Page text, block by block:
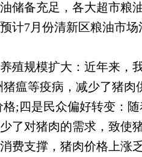
储备充足，各大超市粮
计7月份清新区粮油市
殖规模扩大：近年来，
瘟等疫病，减少了猪
;四是民众偏好转变：
了对猪肉的需求，致使
费支撑，猪肉价格上涨